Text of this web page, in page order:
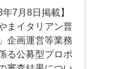
年7月8日掲載】
まイタリアン普
企画運営等業務
る公募型プロポ